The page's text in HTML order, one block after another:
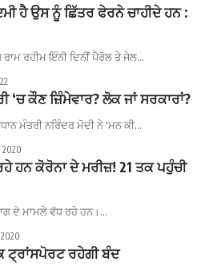
ਹੈ ਉਸ ਨੂੰ ਛਿੱਤਰ ਫੇਰਨੇ ਚਾਹੀਦੇ ਹਨ :
ਰਹੀਮ ਇੰਨੀ ਦਿਨੀਂ ਪੈਰੋਲ ਤੇ ਜੇਲ…
‘ਚ ਕੌਣ ਜ਼ਿੰਮੇਵਾਰ? ਲੋਕ ਜਾਂ ਸਰਕਾਰਾਂ?
ਮੰਤਰੀ ਨਰਿੰਦਰ ਮੋਦੀ ਨੇ 'ਮਨ ਕੀ…
ਹਨ ਕੋਰੋਨਾ ਦੇ ਮਰੀਜ਼! 21 ਤਕ ਪਹੁੰਚੀ
ਦੇ ਮਾਮਲੇ ਵੱਧ ਰਹੇ ਹਨ।…
ਟ੍ਰਾਂਸਪੋਰਟ ਰਹੇਗੀ ਬੰਦ